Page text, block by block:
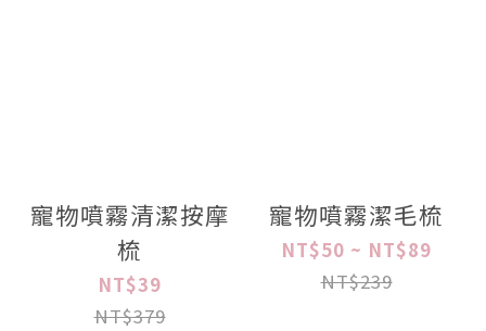
寵物噴霧清潔按摩
梳
NT$39
NT$379
寵物噴霧潔毛梳
NT$50 ~ NT$89
NT$239